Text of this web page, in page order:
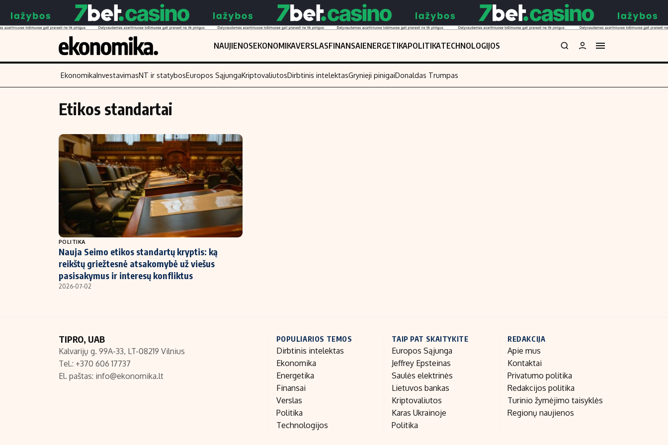
NAUJIENOSEKONOMIKAVERSLASFINANSAIENERGETIKAPOLITIKATECHNOLOGIJOS
Turinys
Naujienos
Aplinka
Ekonomika
Politika
NT ir statybos
Skaitykite
Finansai
Įmonės
Žemės ūkis
Technologijos
Laisvalaikis
EkonomikaInvestavimasNT ir statybosEuropos SąjungaKriptovaliutosDirbtinis intelektasGrynieji pinigaiDonaldas Trumpas
Etikos standartai
POLITIKA
Nauja Seimo etikos standartų kryptis: ką
reikštų griežtesnė atsakomybė už viešus
pasisakymus ir interesų konfliktus
2026-07-02
TIPRO, UAB
Kalvarijų g. 99A-33, LT-08219 Vilnius
Tel.: +370 606 17737
El. paštas: info@ekonomika.lt
POPULIARIOS TEMOS
Dirbtinis intelektas
Ekonomika
Energetika
Finansai
Verslas
Politika
Technologijos
TAIP PAT SKAITYKITE
Europos Sąjunga
Jeffrey Epsteinas
Saulės elektrinės
Lietuvos bankas
Kriptovaliutos
Karas Ukrainoje
Politika
REDAKCIJA
Apie mus
Kontaktai
Privatumo politika
Redakcijos politika
Turinio žymėjimo taisyklės
Regionų naujienos